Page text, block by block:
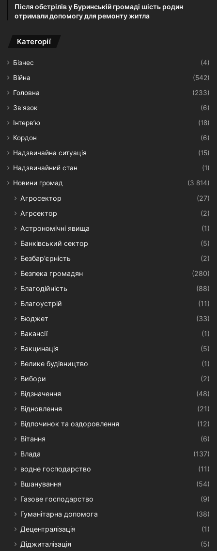
Після обстрілів у Буринській громаді шість родин
отримали допомогу для ремонту житла
Категорії
Бізнес
(4)
Війна
(542)
Головна
(233)
Зв'язок
(6)
Інтерв’ю
(18)
Кордон
(6)
Надзвичайна ситуація
(15)
Надзвичайний стан
(1)
Новини громад
(3 814)
Агросектор
(27)
Агрсектор
(2)
Астрономічні явища
(1)
Банківський сектор
(5)
Безбар'єрність
(2)
Безпека громадян
(280)
Благодійність
(88)
Благоустрій
(11)
Бюджет
(33)
Вакансії
(1)
Вакцинація
(5)
Велике будівництво
(1)
Вибори
(2)
Відзначення
(48)
Відновлення
(21)
Відпочинок та оздоровлення
(12)
Вітання
(6)
Влада
(137)
водне господарство
(11)
Вшанування
(54)
Газове господарство
(9)
Гуманітарна допомога
(38)
Децентралізація
(1)
Діджиталізація
(5)